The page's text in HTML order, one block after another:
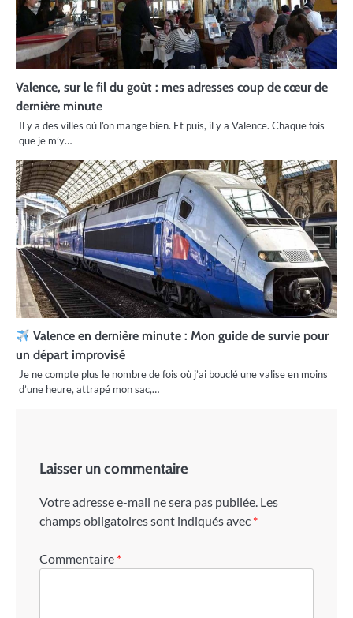
Valence, sur le fil du goût : mes adresses coup de cœur de
dernière minute
Il y a des villes où l’on mange bien. Et puis, il y a Valence. Chaque fois
que je m’y…
Valence en dernière minute : Mon guide de survie pour
un départ improvisé
Je ne compte plus le nombre de fois où j’ai bouclé une valise en moins
d’une heure, attrapé mon sac,…
Laisser un commentaire
Votre adresse e-mail ne sera pas publiée. Les
champs obligatoires sont indiqués avec *
Commentaire *